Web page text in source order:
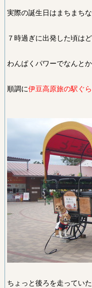
実際の誕生日はまちまちな
７時過ぎに出発した頃は
わんぱくパワーでなんと
順調に伊豆高原旅の駅ぐ
ちょっと後ろを走ってい